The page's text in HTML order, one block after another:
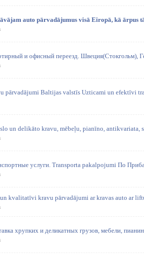
auto pārvadājumus visā Eiropā, kā ārpus
и офисный переезд. Швеция(Стокгольм),
pārvadājumi Baltijas valstīs Uzticami un efektīvi
un delikāto kravu, mēbeļu, pianīno, antikvariata,
услуги. Transporta pakalpojumi По
kvalitatīvi kravu pārvadājumi ar kravas auto ar
хрупких и деликатных грузов, мебели,